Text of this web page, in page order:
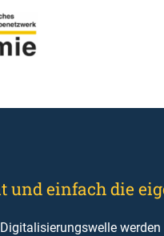
und einfach die